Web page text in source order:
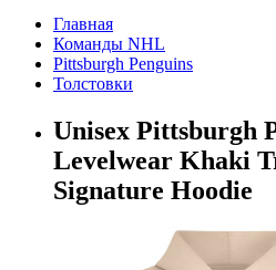
Главная
Команды NHL
Pittsburgh Penguins
Толстовки
Unisex Pittsburgh
Levelwear Khaki
Signature Hoodie